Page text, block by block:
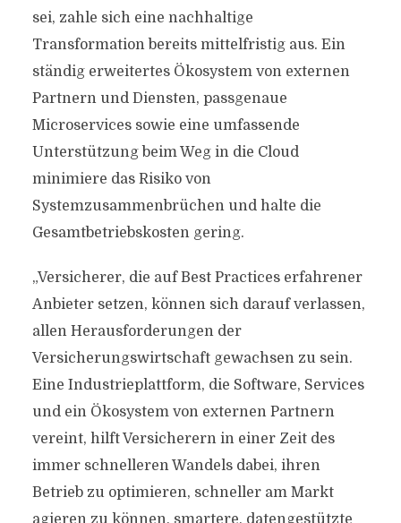
sei, zahle sich eine nachhaltige
Transformation bereits mittelfristig aus. Ein
ständig erweitertes Ökosystem von externen
Partnern und Diensten, passgenaue
Microservices sowie eine umfassende
Unterstützung beim Weg in die Cloud
minimiere das Risiko von
Systemzusammenbrüchen und halte die
Gesamtbetriebskosten gering.
„Versicherer, die auf Best Practices erfahrener
Anbieter setzen, können sich darauf verlassen,
allen Herausforderungen der
Versicherungswirtschaft gewachsen zu sein.
Eine Industrieplattform, die Software, Services
und ein Ökosystem von externen Partnern
vereint, hilft Versicherern in einer Zeit des
immer schnelleren Wandels dabei, ihren
Betrieb zu optimieren, schneller am Markt
agieren zu können, smartere, datengestützte